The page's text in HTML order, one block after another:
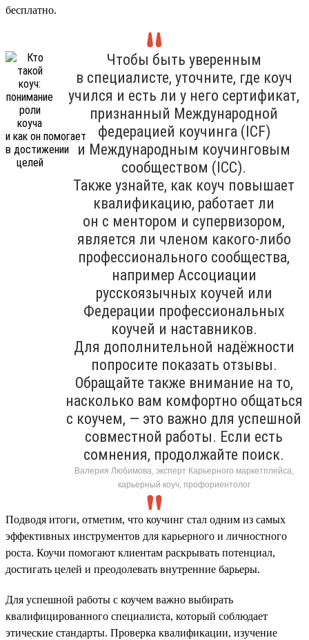
бесплатно.
Чтобы быть уверенным
в специалисте, уточните, где коуч
учился и есть ли у него сертификат,
признанный Международной
федерацией коучинга (ICF)
и Международным коучинговым
сообществом (ICC).
Также узнайте, как коуч повышает
квалификацию, работает ли
он с ментором и супервизором,
является ли членом какого-либо
профессионального сообщества,
например Ассоциации
русскоязычных коучей или
Федерации профессиональных
коучей и наставников.
Для дополнительной надёжности
попросите показать отзывы.
Обращайте также внимание на то,
насколько вам комфортно общаться
с коучем, — это важно для успешной
совместной работы. Если есть
сомнения, продолжайте поиск.
Валерия Любимова, эксперт Карьерного маркетплейса,
карьерный коуч, профориентолог
Подводя итоги, отметим, что коучинг стал одним из самых
эффективных инструментов для карьерного и личностного
роста. Коучи помогают клиентам раскрывать потенциал,
достигать целей и преодолевать внутренние барьеры.
Для успешной работы с коучем важно выбирать
квалифицированного специалиста, который соблюдает
этические стандарты. Проверка квалификации, изучение